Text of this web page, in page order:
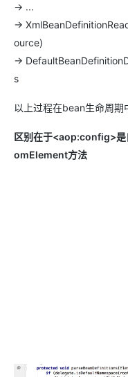
-> ...
->
ource)
->
s
以上过程在bean生命周期
区别在于<aop:config>
omElement方法